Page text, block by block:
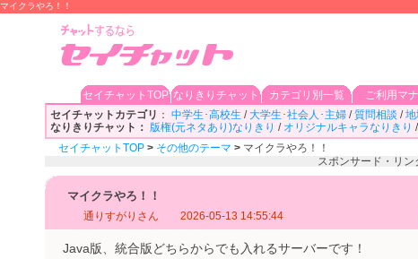
マイクラやろ！！
セイチャットTOP なりきりチャット カテゴリ別一覧 ご利用マ
セイチャットカテゴリ ： 中学生･高校生 /大学生･社会人･主婦 /質問相談 /地
なりきりチャット： 版権(元ネタあり)なりきり / オリジナルキャラなりきり /
セイチャットTOP > その他のテーマ > マイクラやろ！！
スポンサード・リン
マイクラやろ！！
通りすがりさん 2026-05-13 14:55:44
Java版、統合版どちらからでも入れるサーバーです！